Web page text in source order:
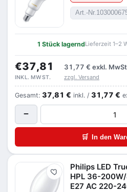
Art.-Nr.
1 Stück lagerndLieferzeit 1–2
€37,81 31,77 € exkl.
INKL. MWST. zzgl. Versand
Gesamt: 37,81 € inkl. / 31,77 €
−
🛒 In den
Merken
Philips LED
HPL 36-
E27 AC 220-